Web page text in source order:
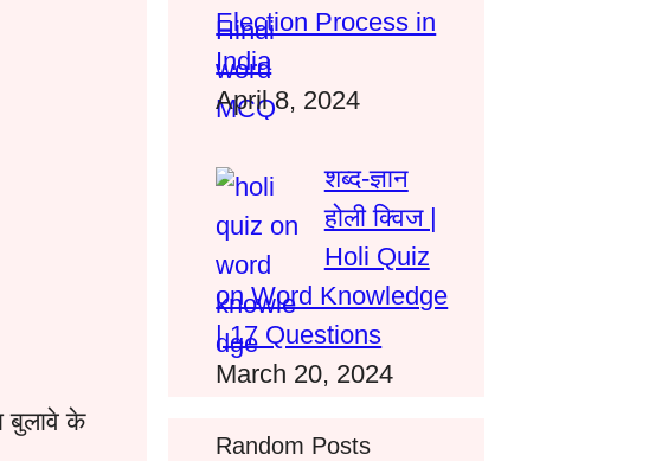
बुलावे के
Election Process in
India
April 8, 2024
शब्द-ज्ञान
होली क्विज |
Holi Quiz
on Word Knowledge
| 17 Questions
March 20, 2024
Random Posts